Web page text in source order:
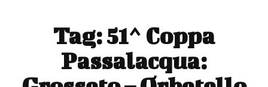
Tag:51^ Coppa
Passalacqua: